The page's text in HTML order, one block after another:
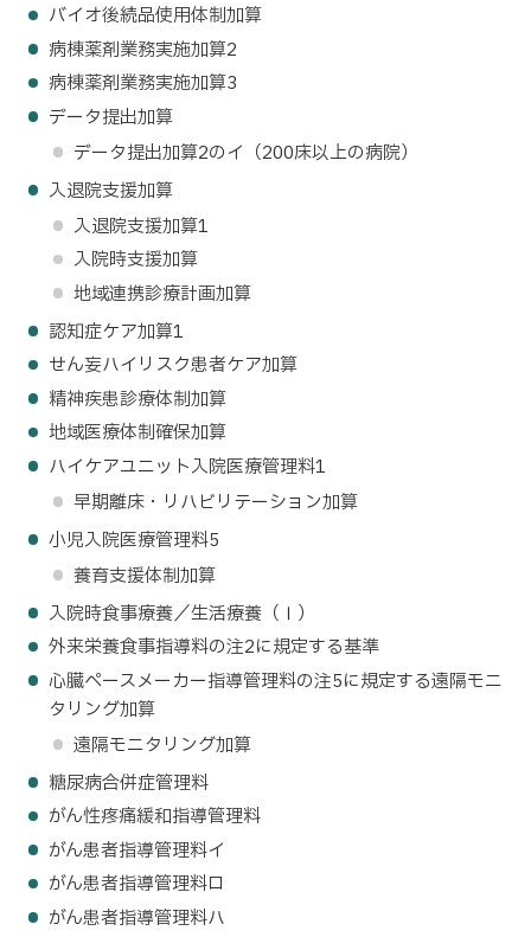
バイオ後続品使用体制加算
病棟薬剤業務実施加算2
病棟薬剤業務実施加算3
データ提出加算
データ提出加算2のイ（200床以上の病院）
入退院支援加算
入退院支援加算1
入院時支援加算
地域連携診療計画加算
認知症ケア加算1
せん妄ハイリスク患者ケア加算
精神疾患診療体制加算
地域医療体制確保加算
ハイケアユニット入院医療管理料1
早期離床・リハビリテーション加算
小児入院医療管理料5
養育支援体制加算
入院時食事療養／生活療養（Ⅰ）
外来栄養食事指導料の注2に規定する基準
心臓ペースメーカー指導管理料の注5に規定する遠隔モニ
タリング加算
遠隔モニタリング加算
糖尿病合併症管理料
がん性疼痛緩和指導管理料
がん患者指導管理料イ
がん患者指導管理料ロ
がん患者指導管理料ハ